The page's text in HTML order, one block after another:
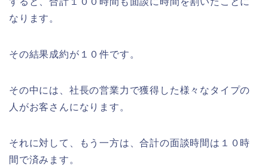
なります。
その結果成約が１０件です。
その中には、社長の営業力で獲得した様々なタイプの
人がお客さんになります。
それに対して、もう一方は、合計の面談時間は１０時
間で済みます。